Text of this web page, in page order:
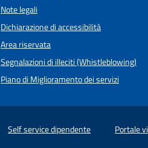
Note legali
Dichiarazione di accessibilità
Area riservata
Segnalazioni di illeciti (Whistleblowing)
Piano di Miglioramento dei servizi
Self service dipendente Portale